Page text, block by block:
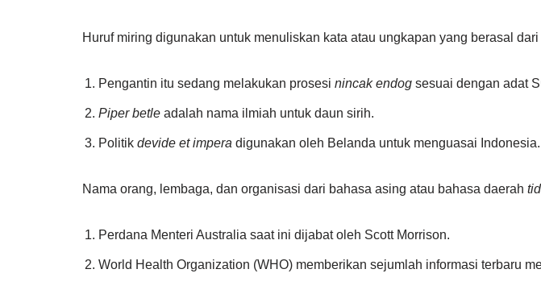
Huruf miring digunakan untuk menuliskan kata atau ungkapan yang berasal
Pengantin itu sedang melakukan prosesi nincak endog sesuai dengan adat
Piper betle adalah nama ilmiah untuk daun sirih.
Politik devide et impera digunakan oleh Belanda untuk menguasai Indonesia.
Nama orang, lembaga, dan organisasi dari bahasa asing atau bahasa daerah
Perdana Menteri Australia saat ini dijabat oleh Scott Morrison.
World Health Organization (WHO) memberikan sejumlah informasi terbaru